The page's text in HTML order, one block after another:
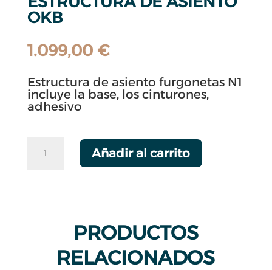
OKB
1.099,00 €
Estructura de asiento furgonetas N1
incluye la base, los cinturones,
adhesivo
ESTRUCTURA
Añadir al carrito
PRODUCTOS
RELACIONADOS